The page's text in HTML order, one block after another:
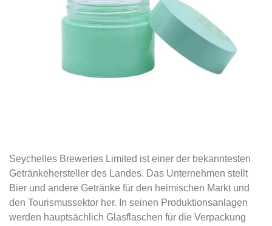
Seychelles Breweries Limited ist einer der bekanntesten
Getränkehersteller des Landes. Das Unternehmen stellt
Bier und andere Getränke für den heimischen Markt und
den Tourismussektor her. In seinen Produktionsanlagen
werden hauptsächlich Glasflaschen für die Verpackung